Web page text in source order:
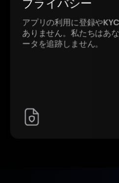
プライバシー
アプリの利用に登録や
ありません。私たちはあ
ータを追跡しません。